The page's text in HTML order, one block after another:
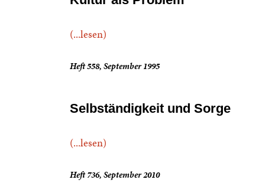
(...lesen)
Heft 558, September 1995
Selbständigkeit und Sorge
(...lesen)
Heft 736, September 2010